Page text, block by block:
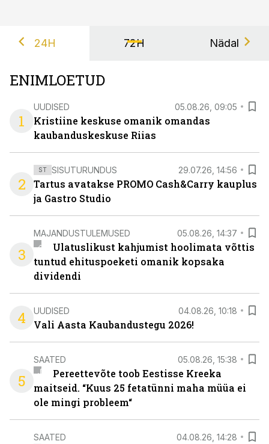
24H 72H Nädal
ENIMLOETUD
1
UUDISED 05.08.26, 09:05
Kristiine keskuse omanik omandas
kaubanduskeskuse Riias
2
ST SISUTURUNDUS 29.07.26, 14:56
Tartus avatakse PROMO Cash&Carry kauplus
ja Gastro Studio
3
MAJANDUSTULEMUSED 05.08.26, 14:37
Ulatuslikust kahjumist hoolimata võttis
tuntud ehituspoeketi omanik kopsaka
dividendi
4 UUDISED 04.08.26, 10:18
Vali Aasta Kaubandustegu 2026!
5
SAATED 05.08.26, 15:38
Pereettevõte toob Eestisse Kreeka
maitseid. “Kuus 25 fetatünni maha müüa ei
ole mingi probleem“
SAATED 04.08.26, 14:28